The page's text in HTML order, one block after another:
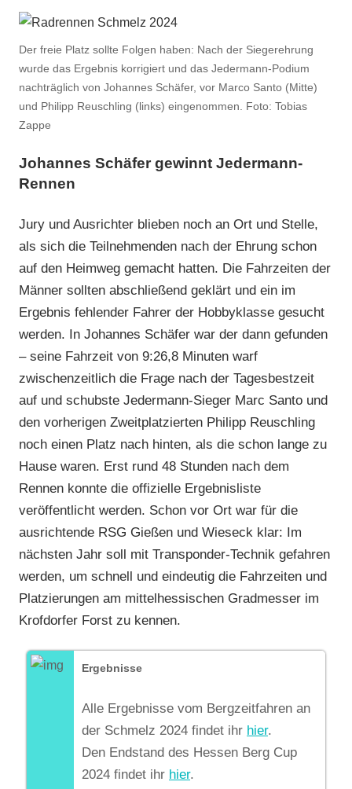
Der freie Platz sollte Folgen haben: Nach der Siegerehrung
wurde das Ergebnis korrigiert und das Jedermann-Podium
nachträglich von Johannes Schäfer, vor Marco Santo (Mitte)
und Philipp Reuschling (links) eingenommen. Foto: Tobias
Zappe
Johannes Schäfer gewinnt Jedermann-
Rennen
Jury und Ausrichter blieben noch an Ort und Stelle,
als sich die Teilnehmenden nach der Ehrung schon
auf den Heimweg gemacht hatten. Die Fahrzeiten der
Männer sollten abschließend geklärt und ein im
Ergebnis fehlender Fahrer der Hobbyklasse gesucht
werden. In Johannes Schäfer war der dann gefunden
– seine Fahrzeit von 9:26,8 Minuten warf
zwischenzeitlich die Frage nach der Tagesbestzeit
auf und schubste Jedermann-Sieger Marc Santo und
den vorherigen Zweitplatzierten Philipp Reuschling
noch einen Platz nach hinten, als die schon lange zu
Hause waren. Erst rund 48 Stunden nach dem
Rennen konnte die offizielle Ergebnisliste
veröffentlicht werden. Schon vor Ort war für die
ausrichtende RSG Gießen und Wieseck klar: Im
nächsten Jahr soll mit Transponder-Technik gefahren
werden, um schnell und eindeutig die Fahrzeiten und
Platzierungen am mittelhessischen Gradmesser im
Krofdorfer Forst zu kennen.
Ergebnisse
Alle Ergebnisse vom Bergzeitfahren an
der Schmelz 2024 findet ihr hier.
Den Endstand des Hessen Berg Cup
2024 findet ihr hier.